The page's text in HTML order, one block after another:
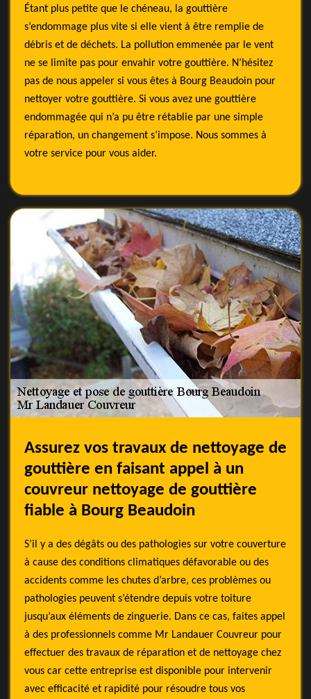
Étant plus petite que le chéneau, la gouttière
s’endommage plus vite si elle vient à être remplie de
débris et de déchets. La pollution emmenée par le vent
ne se limite pas pour envahir votre gouttière. N’hésitez
pas de nous appeler si vous êtes à Bourg Beaudoin pour
nettoyer votre gouttière. Si vous avez une gouttière
endommagée qui n’a pu être rétablie par une simple
réparation, un changement s’impose. Nous sommes à
votre service pour vous aider.
Assurez vos travaux de nettoyage de
gouttière en faisant appel à un
couvreur nettoyage de gouttière
fiable à Bourg Beaudoin
S’il y a des dégâts ou des pathologies sur votre couverture
à cause des conditions climatiques défavorable ou des
accidents comme les chutes d’arbre, ces problèmes ou
pathologies peuvent s’étendre depuis votre toiture
jusqu’aux éléments de zinguerie. Dans ce cas, faites appel
à des professionnels comme Mr Landauer Couvreur pour
effectuer des travaux de réparation et de nettoyage chez
vous car cette entreprise est disponible pour intervenir
avec efficacité et rapidité pour résoudre tous vos